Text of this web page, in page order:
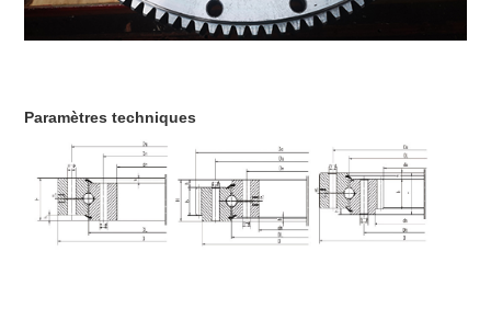
Paramètres techniques